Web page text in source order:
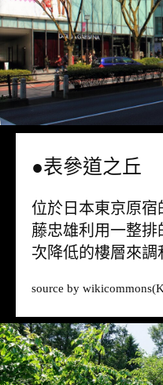
●表參道之丘
位於日本東京原
藤忠雄利用一整
次降低的樓層來調
source by wikicommons